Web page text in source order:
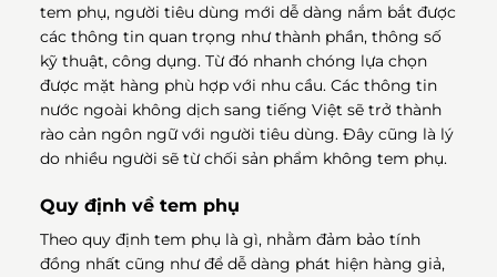
tem phụ, người tiêu dùng mới dễ dàng nắm bắt được
các thông tin quan trọng như thành phần, thông số
kỹ thuật, công dụng. Từ đó nhanh chóng lựa chọn
được mặt hàng phù hợp với nhu cầu. Các thông tin
nước ngoài không dịch sang tiếng Việt sẽ trở thành
rào cản ngôn ngữ với người tiêu dùng. Đây cũng là lý
do nhiều người sẽ từ chối sản phẩm không tem phụ.
Quy định về tem phụ
Theo quy định tem phụ là gì, nhằm đảm bảo tính
đồng nhất cũng như để dễ dàng phát hiện hàng giả,